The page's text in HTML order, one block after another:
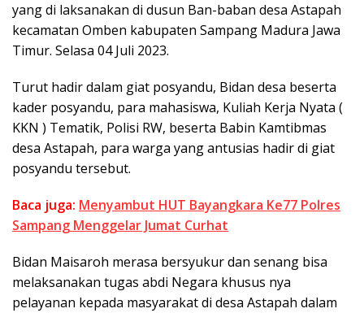
yang di laksanakan di dusun Ban-baban desa Astapah
kecamatan Omben kabupaten Sampang Madura Jawa
Timur. Selasa 04 Juli 2023.
Turut hadir dalam giat posyandu, Bidan desa beserta
kader posyandu, para mahasiswa, Kuliah Kerja Nyata (
KKN ) Tematik, Polisi RW, beserta Babin Kamtibmas
desa Astapah, para warga yang antusias hadir di giat
posyandu tersebut.
Baca juga: Menyambut HUT Bayangkara Ke77 Polres
Sampang Menggelar Jumat Curhat
Bidan Maisaroh merasa bersyukur dan senang bisa
melaksanakan tugas abdi Negara khusus nya
pelayanan kepada masyarakat di desa Astapah dalam